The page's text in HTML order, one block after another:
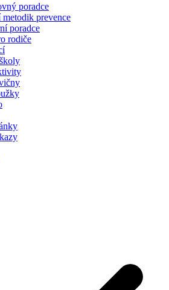
poradce
metodik prevence
poradce
rodiče